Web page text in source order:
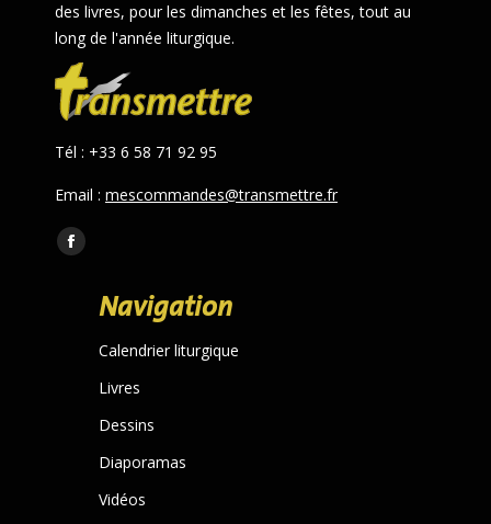
des livres, pour les dimanches et les fêtes, tout au
long de l'année liturgique.
Tél : +33 6 58 71 92 95
Email : mescommandes@transmettre.fr
Trouvez nous sur :
Facebook
opens
window
Navigation
Calendrier liturgique
Livres
Dessins
Diaporamas
Vidéos